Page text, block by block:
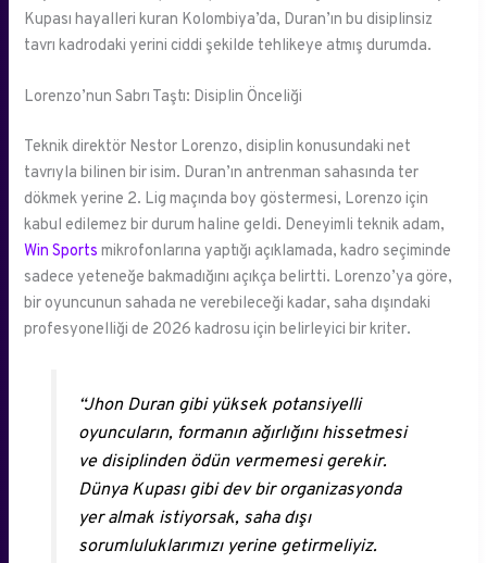
Kupası hayalleri kuran Kolombiya’da, Duran’ın bu disiplinsiz
tavrı kadrodaki yerini ciddi şekilde tehlikeye atmış durumda.
Lorenzo’nun Sabrı Taştı: Disiplin Önceliği
Teknik direktör Nestor Lorenzo, disiplin konusundaki net
tavrıyla bilinen bir isim. Duran’ın antrenman sahasında ter
dökmek yerine 2. Lig maçında boy göstermesi, Lorenzo için
kabul edilemez bir durum haline geldi. Deneyimli teknik adam,
Win Sports mikrofonlarına yaptığı açıklamada, kadro seçiminde
sadece yeteneğe bakmadığını açıkça belirtti. Lorenzo’ya göre,
bir oyuncunun sahada ne verebileceği kadar, saha dışındaki
profesyonelliği de 2026 kadrosu için belirleyici bir kriter.
“Jhon Duran gibi yüksek potansiyelli
oyuncuların, formanın ağırlığını hissetmesi
ve disiplinden ödün vermemesi gerekir.
Dünya Kupası gibi dev bir organizasyonda
yer almak istiyorsak, saha dışı
sorumluluklarımızı yerine getirmeliyiz.